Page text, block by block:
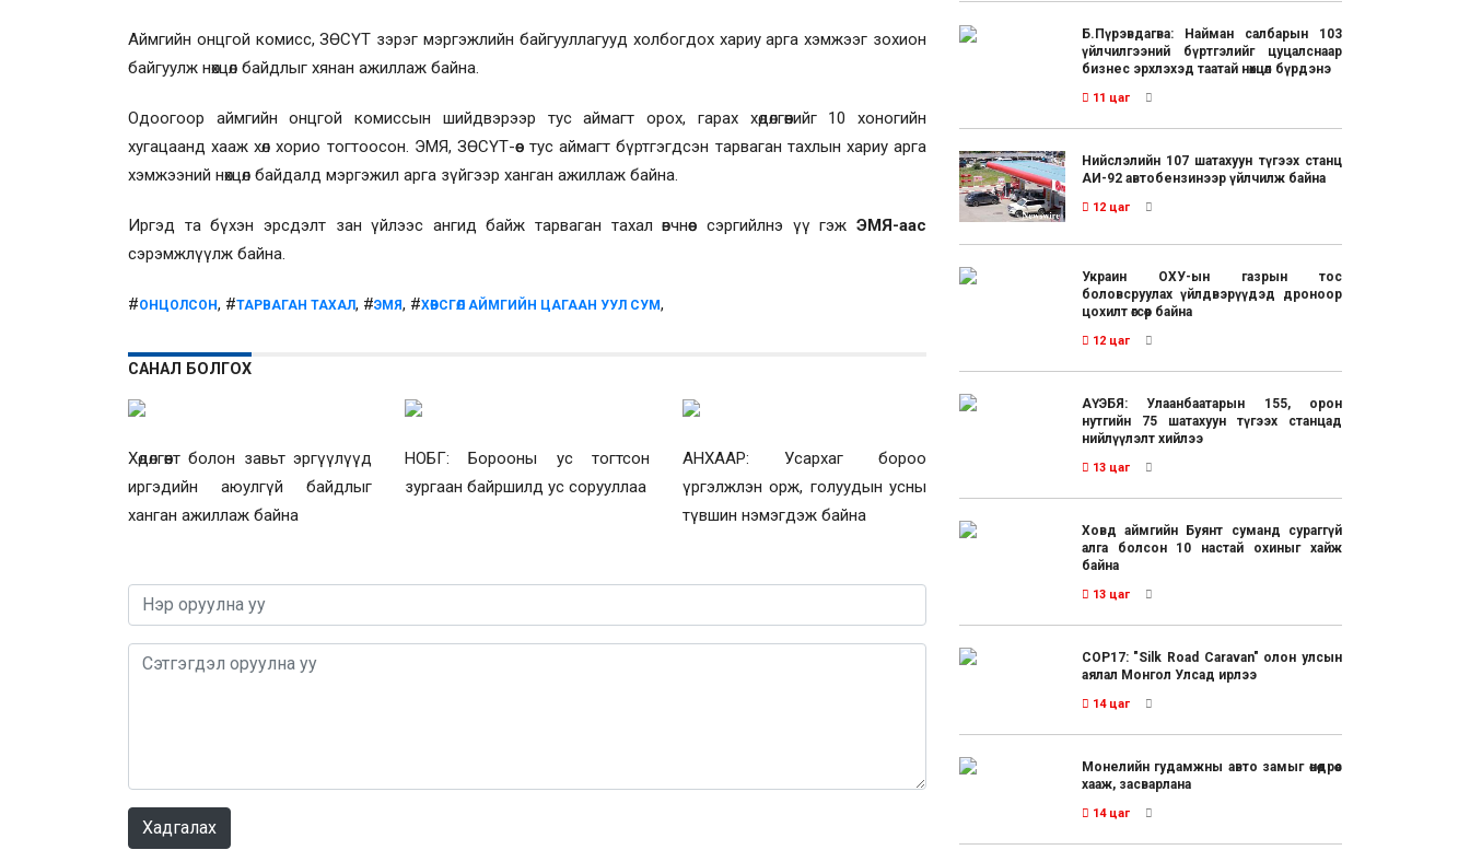
Аймгийн онцгой комисс, ЗӨСҮТ зэрэг мэргэжлийн байгууллагууд холбогдох хариу арга хэмжээг зохион
байгуулж нөхцөл байдлыг хянан ажиллаж байна.
Одоогоор аймгийн онцгой комиссын шийдвэрээр тус аймагт орох, гарах хөдөлгөөнийг 10 хоногийн
хугацаанд хааж хөл хорио тогтоосон. ЭМЯ, ЗӨСҮТ-өөс тус аймагт бүртгэгдсэн тарваган тахлын хариу арга
хэмжээний нөхцөл байдалд мэргэжил арга зүйгээр ханган ажиллаж байна.
Иргэд та бүхэн эрсдэлт зан үйлээс ангид байж тарваган тахал өвчнөөс сэргийлнэ үү гэж ЭМЯ-аас
сэрэмжлүүлж байна.
#ОНЦОЛСОН, #ТАРВАГАН ТАХАЛ, #ЭМЯ, #ХӨВСГӨЛ АЙМГИЙН ЦАГААН УУЛ СУМ,
САНАЛ БОЛГОХ
Хөдөлгөөнт болон завьт эргүүлүүд
иргэдийн аюулгүй байдлыг
ханган ажиллаж байна
НОБГ: Борооны ус тогтсон
зургаан байршилд ус сорууллаа
АНХААР: Усархаг бороо
үргэлжлэн орж, голуудын усны
түвшин нэмэгдэж байна
Хадгалах
Б.Пүрэвдагва: Найман салбарын 103
үйлчилгээний бүртгэлийг цуцалснаар
бизнес эрхлэхэд таатай нөхцөл бүрдэнэ
11 цаг
Нийслэлийн 107 шатахуун түгээх станц
АИ-92 автобензинээр үйлчилж байна
12 цаг
Украин ОХУ-ын газрын тос
боловсруулах үйлдвэрүүдэд дроноор
цохилт өгсөөр байна
12 цаг
АҮЭБЯ: Улаанбаатарын 155, орон
нутгийн 75 шатахуун түгээх станцад
нийлүүлэлт хийлээ
13 цаг
Ховд аймгийн Буянт суманд сураггүй
алга болсон 10 настай охиныг хайж
байна
13 цаг
COP17: "Silk Road Caravan" олон улсын
аялал Монгол Улсад ирлээ
14 цаг
Монелийн гудамжны авто замыг өнөөдрөөс
хааж, засварлана
14 цаг